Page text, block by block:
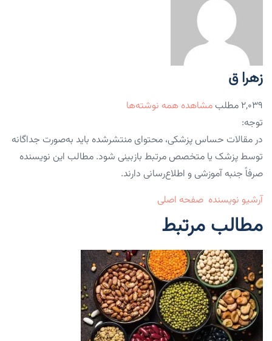
زهرا ق
۲,۰۳۹ مطلب
مشاهده همه نوشته‌ها
توجه:
در مقالات حساس پزشکی، محتوای منتشرشده باید به‌صورت جداگانه
توسط پزشک یا متخصص مرتبط بازبینی شود. مطالب این نویسنده
صرفاً جنبه آموزشی و اطلاع‌رسانی دارند.
آرشیو نویسنده صفحه اصلی
مطالب مرتبط